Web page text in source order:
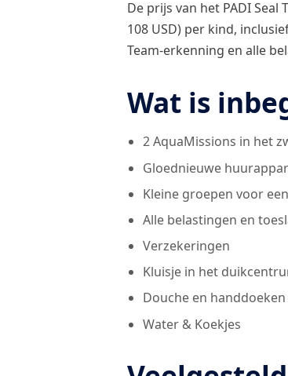
De prijs van het PADI
108 USD) per kind,
Team-erkenning en alle
Wat is
2 AquaMissions in het
Gloednieuwe
Kleine groepen voor
Alle belastingen en
Verzekeringen
Kluisje in het
Douche en
Water & Koekjes